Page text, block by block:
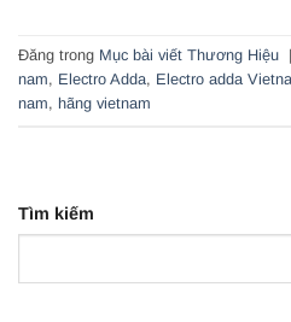
Đăng trong Mục bài viết Thương Hiệu |
nam, Electro Adda, Electro adda
nam, hãng vietnam
Tìm kiếm